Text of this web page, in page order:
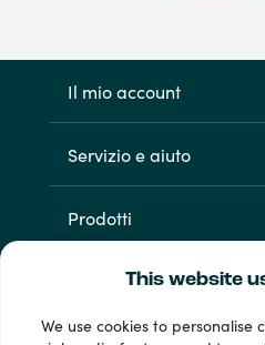
This website
We use cookies to
Il mio account
Servizio e aiuto
Prodotti